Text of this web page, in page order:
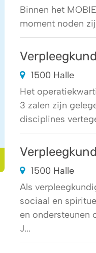
Binnen het
moment noden
1500 Halle
Het
3 zalen zijn
disciplines
1500 Halle
Als
sociaal en
en ondersteunen
J...